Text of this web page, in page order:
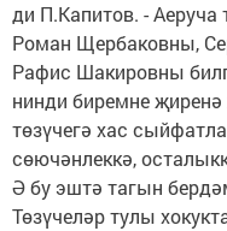
ди П.Капитов. -
Роман Щербаковны,
Рафис Шакировны
нинди биремне
төзүчегә хас
сөючәнлеккә,
Ә бу эштә тагын
Төзүчеләр тулы